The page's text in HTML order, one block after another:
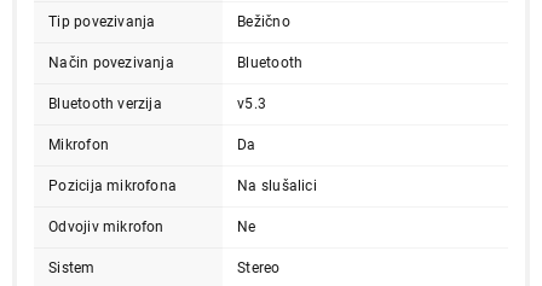
Tip povezivanja Bežično
Način povezivanja Bluetooth
Bluetooth verzija v5.3
Mikrofon Da
Pozicija mikrofona Na slušalici
Odvojiv mikrofon Ne
Sistem Stereo